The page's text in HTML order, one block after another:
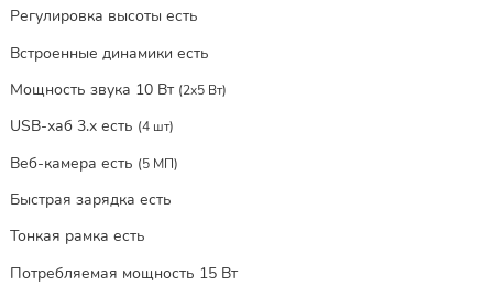
Регулировка высоты есть
Встроенные динамики есть
Мощность звука 10 Вт (2x5 Вт)
USB-хаб 3.x есть (4 шт)
Веб-камера есть (5 МП)
Быстрая зарядка есть
Тонкая рамка есть
Потребляемая мощность 15 Вт